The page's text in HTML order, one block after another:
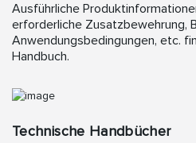
Ausführliche
erforderliche Zusatzbewehrung,
Anwendungsbedingungen, etc.
Handbuch.
Technische Handbücher